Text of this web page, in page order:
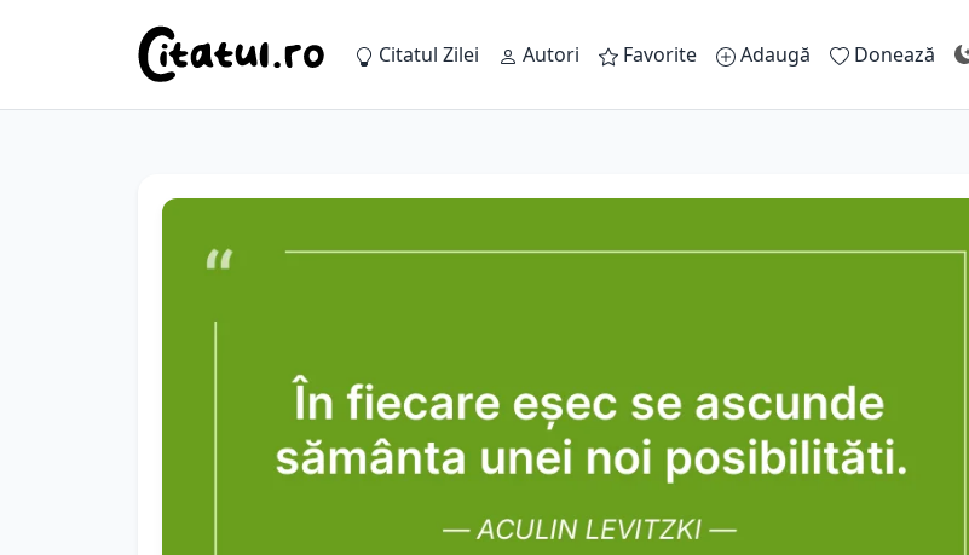
Citatul Zilei Autori Favorite Adaugă Donează